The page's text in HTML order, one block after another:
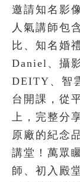
邀請知名影
人氣講師包
比、知名婚
Daniel、攝
DEITY、智
台開課，從
上，完整分
原廠的紀念
講堂！萬眾
師、初入殿